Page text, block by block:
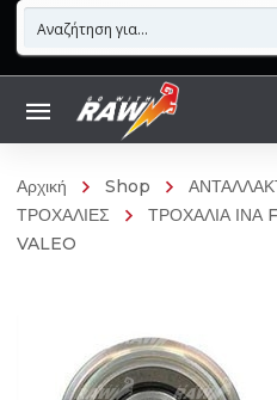
Αρχική Shop
ΤΡΟΧΑΛΙΕΣ
ΤΡΟΧΑΛΙΑ ΙΝΑ
VALEO